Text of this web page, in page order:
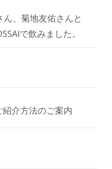
ん、菊地友佑さんと
で飲みました。
紹介方法のご案内